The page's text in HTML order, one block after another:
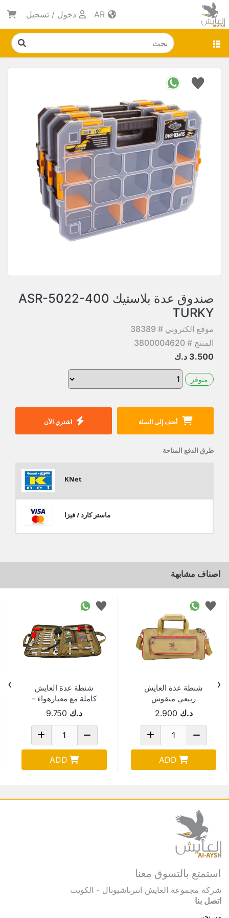
دخول / تسجيل
صندوق عدة بلاستيك ASR-5022-400
TURKY
موقع الكتروني # 38389
المنتج # 3800004620
3.500 د.ك
متوفر
أضف إلى السلة اشتري الآن
طرق الدفع المتاحة
KNet
ماستر كارد / فيزا
اصناف مشابهة
شنطة عدة العايش
ربيعي منقوش
15.5*16*35 سم
د.ك 2.900
ADD
شنطة عدة العايش
كاملة مع معيارهواء -
TOOLSBAG-1
د.ك 9.750
ADD
‹
›
استمتع بالتسوق معنا
شركة مجموعة العايش انترناشيونال - الكويت
اتصل بنا